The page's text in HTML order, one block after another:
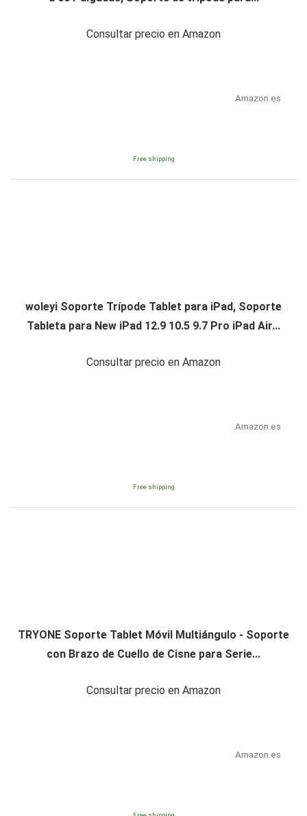
Consultar precio en Amazon
Amazon.es
Free shipping
woleyi Soporte Trípode Tablet para iPad, Soporte
Tableta para New iPad 12.9 10.5 9.7 Pro iPad Air...
Consultar precio en Amazon
Amazon.es
Free shipping
TRYONE Soporte Tablet Móvil Multiángulo - Soporte
con Brazo de Cuello de Cisne para Serie...
Consultar precio en Amazon
Amazon.es